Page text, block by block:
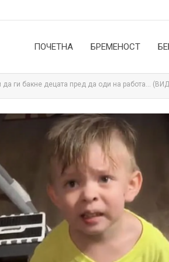
ПОЧЕТНА БРЕМЕНОСТ
да ги бакне децата пред да оди на работа…